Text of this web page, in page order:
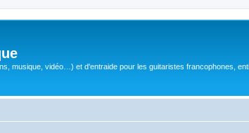
musique, vidéo…) et d'entraide pour les guitaristes francophones,